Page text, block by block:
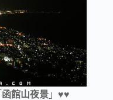
函館山夜景 」♥♥